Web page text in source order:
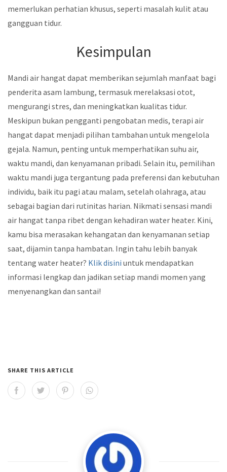
memerlukan perhatian khusus, seperti masalah kulit atau
gangguan tidur.
Kesimpulan
Mandi air hangat dapat memberikan sejumlah manfaat bagi
penderita asam lambung, termasuk merelaksasi otot,
mengurangi stres, dan meningkatkan kualitas tidur.
Meskipun bukan pengganti pengobatan medis, terapi air
hangat dapat menjadi pilihan tambahan untuk mengelola
gejala. Namun, penting untuk memperhatikan suhu air,
waktu mandi, dan kenyamanan pribadi. Selain itu, pemilihan
waktu mandi juga tergantung pada preferensi dan kebutuhan
individu, baik itu pagi atau malam, setelah olahraga, atau
sebagai bagian dari rutinitas harian. Nikmati sensasi mandi
air hangat tanpa ribet dengan kehadiran water heater. Kini,
kamu bisa merasakan kehangatan dan kenyamanan setiap
saat, dijamin tanpa hambatan. Ingin tahu lebih banyak
tentang water heater? Klik disini untuk mendapatkan
informasi lengkap dan jadikan setiap mandi momen yang
menyenangkan dan santai!
SHARE THIS ARTICLE